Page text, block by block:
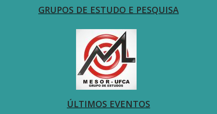
GRUPOS DE ESTUDO E PESQUISA
ÚLTIMOS EVENTOS